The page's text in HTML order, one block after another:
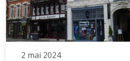
2 mai 2024